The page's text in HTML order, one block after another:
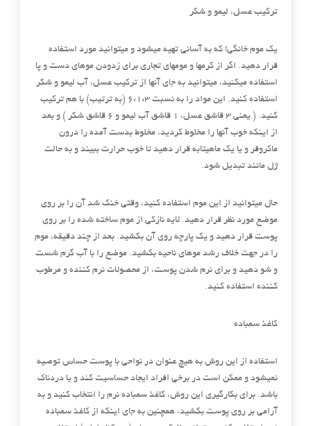
ترکیب عسل، لیمو و شکر
یک موم خانگی! که به آسانی تهیه میشود و میتوانید مورد استفاده
قرار دهید. اگر از کرمها و مومهای تجاری برای زدودن موهای دست و پا
استفاده میکنید، میتوانید به جای آنها از ترکیب عسل، آب لیمو و شکر
استفاده کنید. این مواد را به نسبت ۶:۱:۳ (به ترتیب) با هم ترکیب
کنید. ( یعنی ۳ قاشق عسل، ۱ قاشق آب لیمو و ۶ قاشق شکر ) و بعد
از اینکه خوب آنها را مخلوط کردید، مخلوط بدست آمده را درون
ماکروفر و یا یک ماهیتابه قرار دهید تا خوب حرارت ببیند و به حالت
ژل مانند تبدیل شود.
حال میتوانید از این موم استفاده کنید، وقتی خنک شد آن را بر روی
موضع مورد نظر قرار دهید. لایه نازکی از موم ساخته شده را بر روی
پوست قرار دهید و یک پارچه روی آن بکشید. بعد از چند دقیقه، موم
را در جهت خلاف رشد موهای ناحیه بکشید. موضع را با آب گرم شست
و شو دهید و برای نرم شدن پوست، از محصولات نرم کننده و مرطوب
کننده استفاده کنید.
کاغذ سمباده
استفاده از این روش به هیچ عنوان در نواحی با پوست حساس توصیه
نمیشود و ممکن است در برخی افراد ایجاد حساسیت کند و یا دردناک
باشد. برای بکارگیری این روش، کاغذ سمباده نرم را انتخاب کنید و به
آرامی بر روی پوست بکشید، همچنین به جای اینکه از کاغذ سمباده